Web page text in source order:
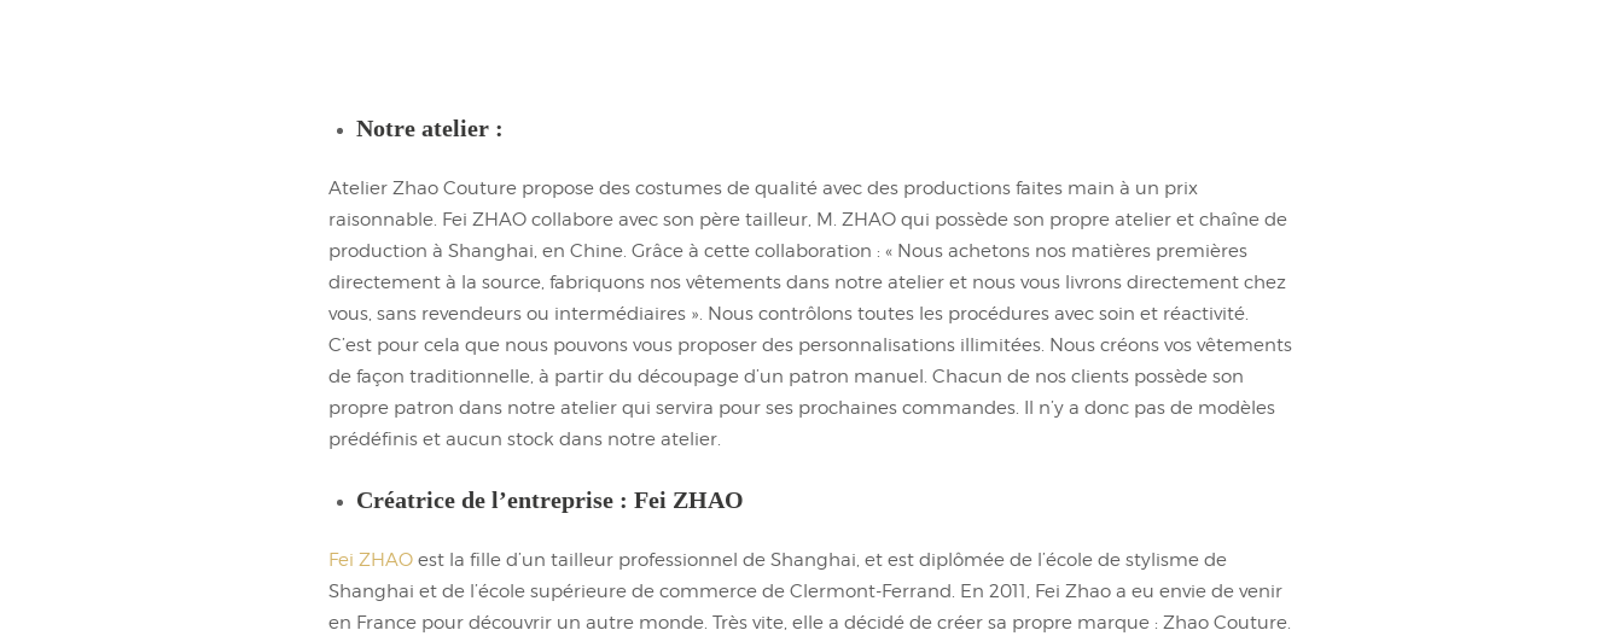
Notre atelier :
Atelier Zhao Couture propose des costumes de qualité avec des productions faites main à un prix
raisonnable. Fei ZHAO collabore avec son père tailleur, M. ZHAO qui possède son propre atelier et chaîne de
production à Shanghai, en Chine. Grâce à cette collaboration : « Nous achetons nos matières premières
directement à la source, fabriquons nos vêtements dans notre atelier et nous vous livrons directement chez
vous, sans revendeurs ou intermédiaires ». Nous contrôlons toutes les procédures avec soin et réactivité.
C’est pour cela que nous pouvons vous proposer des personnalisations illimitées. Nous créons vos vêtements
de façon traditionnelle, à partir du découpage d’un patron manuel. Chacun de nos clients possède son
propre patron dans notre atelier qui servira pour ses prochaines commandes. Il n’y a donc pas de modèles
prédéfinis et aucun stock dans notre atelier.
Créatrice de l’entreprise : Fei ZHAO
Fei ZHAO est la fille d’un tailleur professionnel de Shanghai, et est diplômée de l’école de stylisme de
Shanghai et de l’école supérieure de commerce de Clermont-Ferrand. En 2011, Fei Zhao a eu envie de venir
en France pour découvrir un autre monde. Très vite, elle a décidé de créer sa propre marque : Zhao Couture.